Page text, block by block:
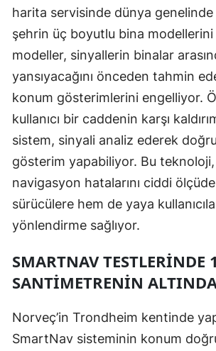
harita servisinde dünya genelinde
şehrin üç boyutlu bina
modeller, sinyallerin binalar
yansıyacağını önceden tahmin
konum gösterimlerini engelliyor.
kullanıcı bir caddenin karşı
sistem, sinyali analiz ederek doğru
gösterim yapabiliyor. Bu
navigasyon hatalarını ciddi
sürücülere hem de yaya
yönlendirme sağlıyor.
SMARTNAV TESTLERINDE
SANTIMETRENIN
Norveç’in Trondheim kentinde
SmartNav sisteminin konum